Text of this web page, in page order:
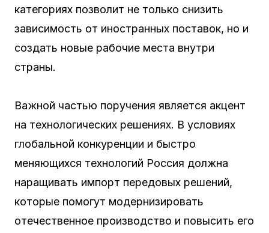
категориях позволит не только снизить
зависимость от иностранных поставок, но и
создать новые рабочие места внутри
страны.
Важной частью поручения является акцент
на технологических решениях. В условиях
глобальной конкуренции и быстро
меняющихся технологий Россия должна
наращивать импорт передовых решений,
которые помогут модернизировать
отечественное производство и повысить его